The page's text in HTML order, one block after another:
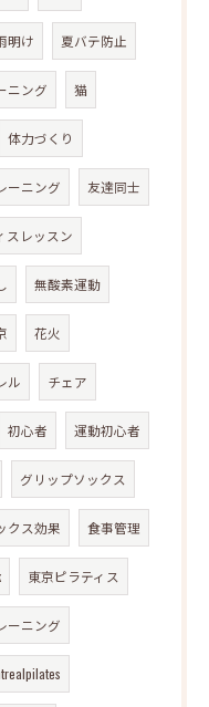
明け 夏バテ防止
ニング 猫
体力づくり
ーニング 友達同士
スレッスン
無酸素運動
花火
ル チェア
初心者 運動初心者
グリップソックス
クス効果 食事管理
東京ピラティス
ーニング